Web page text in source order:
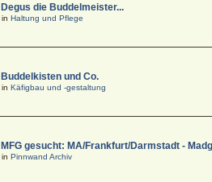
Degus die Buddelmeister...
inHaltung und Pflege
Buddelkisten und Co.
inKäfigbau und -gestaltung
MFG gesucht: MA/Frankfurt/Darmstadt -
inPinnwand Archiv